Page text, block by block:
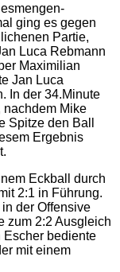
ging es gegen
Partie,
Luca Rebmann
Maximilian
Jan Luca
In der 34.Minute
nachdem Mike
Spitze den Ball
Ergebnis
Eckball durch
2:1 in Führung.
der Offensive
zum 2:2 Ausgleich
Escher bediente
mit einem